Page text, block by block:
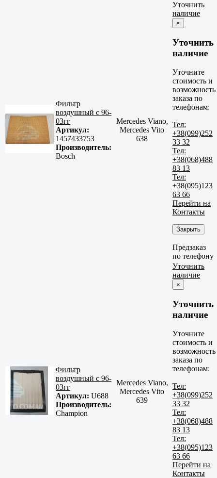
Фильтр
воздушный с 96-
03гг
Артикул:
1457433753
Производитель:
Bosch
Mercedes Viano,
Mercedes Vito
638
Уточнить
наличие
×
Уточнить
наличие
Уточните
стоимость и
возможность
заказа по
телефонам:
Тел:
+38(099)252
33 32
Тел:
+38(068)488
83 13
Тел:
+38(095)123
63 66
Перейти на
Контакты
Закрыть
Предзаказ
по телефону
Фильтр
воздушный с 96-
03гг
Артикул: U688
Производитель:
Champion
Mercedes Viano,
Mercedes Vito
639
Уточнить
наличие
×
Уточнить
наличие
Уточните
стоимость и
возможность
заказа по
телефонам:
Тел:
+38(099)252
33 32
Тел:
+38(068)488
83 13
Тел:
+38(095)123
63 66
Перейти на
Контакты